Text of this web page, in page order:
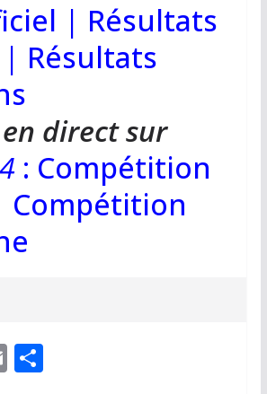
| Résultats
| Résultats
direct sur
: Compétition
Compétition
E P